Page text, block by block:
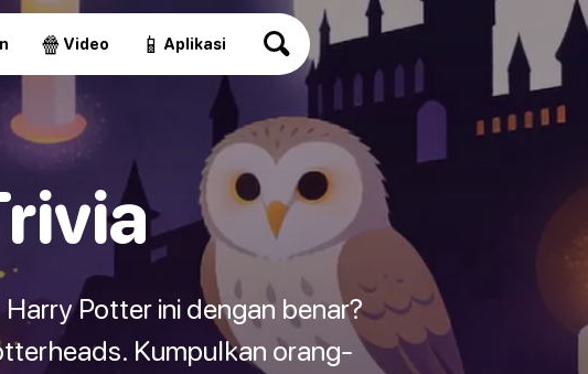
🍿 Video 📱 Aplikasi
Potter ini dengan benar?
Kumpulkan orang-